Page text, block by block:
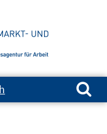
Suchen nach: